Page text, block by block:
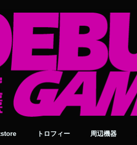
トロフィー 周辺機器